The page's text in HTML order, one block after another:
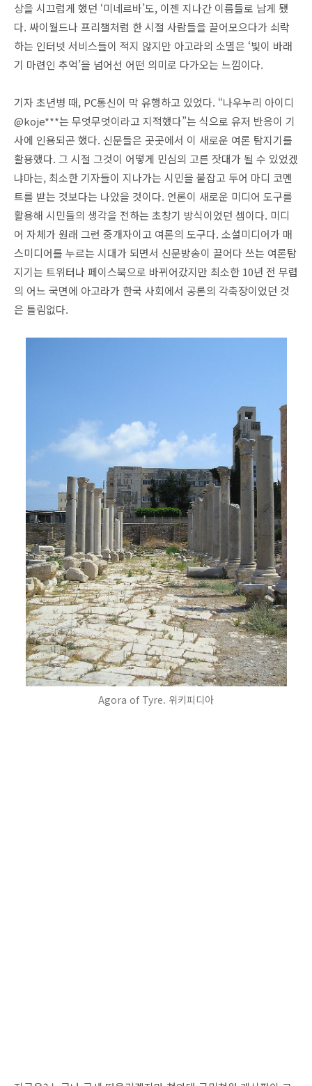
상을 시끄럽게 했던 ‘미네르바’도, 이젠 지나간 이름들로 남게 됐
다. 싸이월드나 프리챌처럼 한 시절 사람들을 끌어모으다가 쇠락
하는 인터넷 서비스들이 적지 않지만 아고라의 소멸은 ‘빛이 바래
기 마련인 추억’을 넘어선 어떤 의미로 다가오는 느낌이다.
기자 초년병 때, PC통신이 막 유행하고 있었다. “나우누리 아이디
@koje***는 무엇무엇이라고 지적했다”는 식으로 유저 반응이 기
사에 인용되곤 했다. 신문들은 곳곳에서 이 새로운 여론 탐지기를
활용했다. 그 시절 그것이 어떻게 민심의 고른 잣대가 될 수 있었겠
냐마는, 최소한 기자들이 지나가는 시민을 붙잡고 두어 마디 코멘
트를 받는 것보다는 나았을 것이다. 언론이 새로운 미디어 도구를
활용해 시민들의 생각을 전하는 초창기 방식이었던 셈이다. 미디
어 자체가 원래 그런 중개자이고 여론의 도구다. 소셜미디어가 매
스미디어를 누르는 시대가 되면서 신문방송이 끌어다 쓰는 여론탐
지기는 트위터나 페이스북으로 바뀌어갔지만 최소한 10년 전 무렵
의 어느 국면에 아고라가 한국 사회에서 공론의 각축장이었던 것
은 틀림없다.
Agora of Tyre. 위키피디아